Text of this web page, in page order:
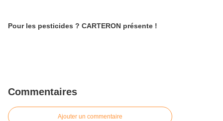
Pour les pesticides ? CARTERON présente !
Commentaires
Ajouter un commentaire